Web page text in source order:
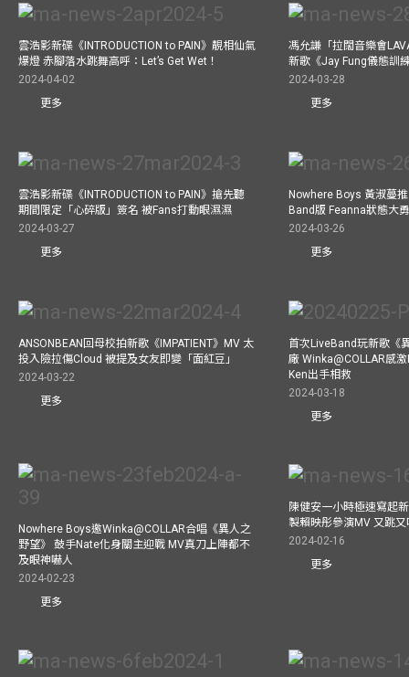
雲浩影新碟《INTRODUCTION to PAIN》靚相仙氣
爆燈 赤腳落水跳舞高呼：Let’s Get Wet！
2024-04-02
更多
馮允謙「拉闊音樂會
新歌《Jay Fung儀態訓
2024-03-28
更多
雲浩影新碟《INTRODUCTION to PAIN》搶先聽
期間限定「心碎版」簽名 被Fans打動眼濕濕
2024-03-27
更多
Nowhere Boys 黃淑蔓
Band版 Feanna狀態大
2024-03-26
更多
ANSONBEAN回母校拍新歌《IMPATIENT》MV 太
投入險拉傷Cloud 被提及女友即變「面紅豆」
2024-03-22
更多
首次LiveBand玩新歌《
廠 Winka@COLLAR感
Ken出手相救
2024-03-18
更多
Nowhere Boys邀Winka@COLLAR合唱《異人之
野望》 鼓手Nate化身關主迎戰 MV真刀上陣都不
及眼神嚇人
2024-02-23
更多
陳健安一小時極速寫起
製賴映彤參演MV 又跳
2024-02-16
更多